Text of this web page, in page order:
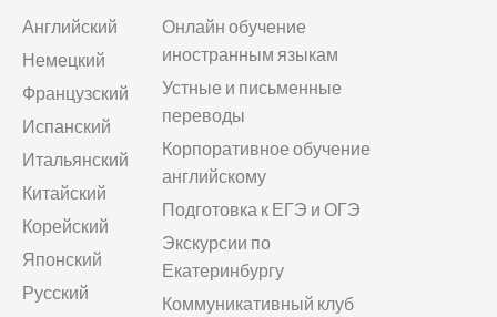
Английский
Немецкий
Французский
Испанский
Итальянский
Китайский
Корейский
Японский
Русский
Онлайн обучение
иностранным языкам
Устные и письменные
переводы
Корпоративное обучение
английскому
Подготовка к ЕГЭ и ОГЭ
Экскурсии по
Екатеринбургу
Коммуникативный клуб